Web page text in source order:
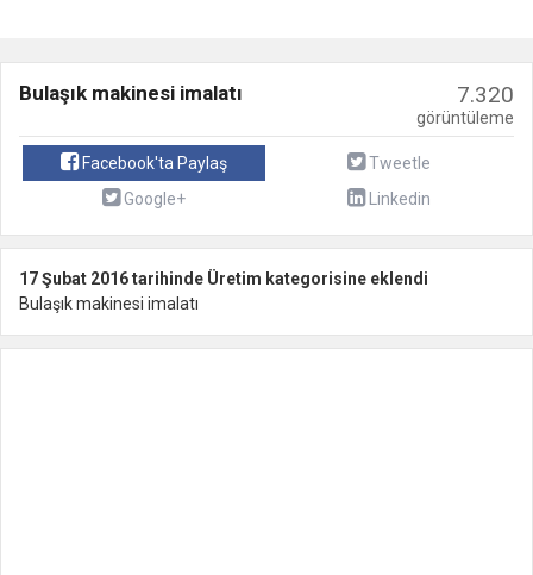
Bulaşık makinesi imalatı 7.320
görüntüleme
Facebook'ta Paylaş
Tweetle
Google+
Linkedin
17 Şubat 2016 tarihinde Üretim kategorisine eklendi
Bulaşık makinesi imalatı